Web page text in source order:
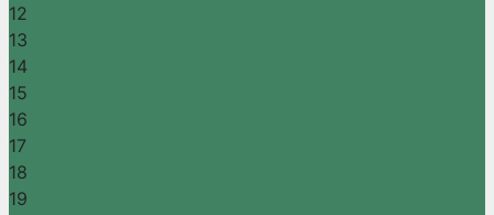
12
13
14
15
16
17
18
19